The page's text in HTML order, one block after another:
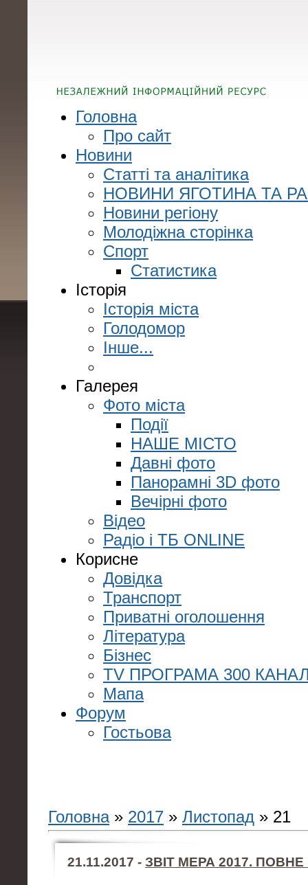
Головна
Про сайт
Новини
Статті та аналітика
НОВИНИ ЯГОТИНА ТА
Новини регіону
Молодіжна сторінка
Спорт
Статистика
Історія
Історія міста
Голодомор
Інше...
Галерея
Фото міста
Події
НАШЕ МІСТО
Давні фото
Панорамні 3D фото
Вечірні фото
Відео
Радіо і ТБ ONLINE
Корисне
Довідка
Транспорт
Приватні оголошення
Література
Бізнес
TV ПРОГРАМА 300
Мапа
Форум
Гостьова
Головна» 2017 » Листопад » 21
21.11.2017 - ЗВІТ МЕРА 2017. ПОВНЕ